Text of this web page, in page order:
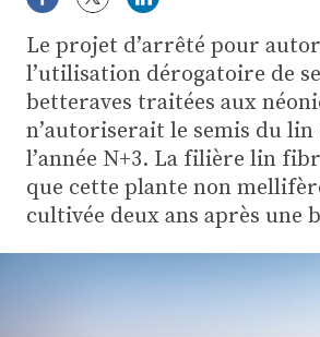
La technique ITB
Pommes de terre
Guides pratiques
Chasse
Plus
Le projet d’arrêté pour
l’utilisation dérogatoire de
betteraves traitées aux
n’autoriserait le semis du
l’année N+3. La filière lin
que cette plante non
cultivée deux ans après une